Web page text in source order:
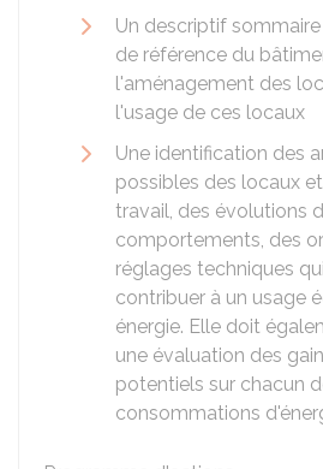
Un descriptif
de référence du
l'aménagement des
l'usage de ces locaux
Une identification des
possibles des locaux
travail, des évolutions
comportements, des
réglages techniques
contribuer à un usage
énergie. Elle doit
une évaluation des
potentiels sur chacun
consommations